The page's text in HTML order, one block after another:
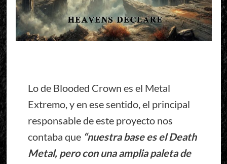
Lo de Blooded Crown es el Metal
Extremo, y en ese sentido, el principal
responsable de este proyecto nos
contaba que “nuestra base es el Death
Metal, pero con una amplia paleta de